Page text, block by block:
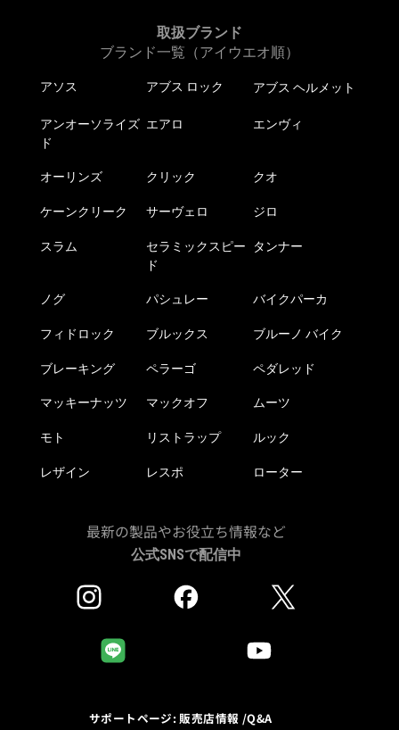
ペ
ー
ジ
ら
択
で
す
取扱ブランド
ブランド一覧（アイウエオ順）
アソス アブス ロック アブス ヘルメット
アンオーソライズ
ド
エアロ エンヴィ
オーリンズ クリック クオ
ケーンクリーク サーヴェロ ジロ
スラム
セラミックスピー
ド
タンナー
ノグ パシュレー バイクパーカ
フィドロック ブルックス ブルーノ バイク
ブレーキング ペラーゴ ペダレッド
マッキーナッツ マックオフ ムーツ
モト リストラップ ルック
レザイン レスポ ローター
最新の製品やお役立ち情報など
公式SNSで配信中
サポートページ: 販売店情報 /Q&A